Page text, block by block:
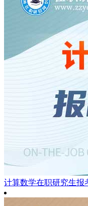
计算数学在职研究生报